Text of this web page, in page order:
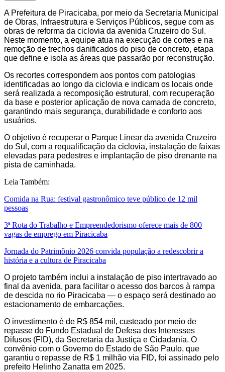
A Prefeitura de Piracicaba, por meio da Secretaria Municipal
de Obras, Infraestrutura e Serviços Públicos, segue com as
obras de reforma da ciclovia da avenida Cruzeiro do Sul.
Neste momento, a equipe atua na execução de cortes e na
remoção de trechos danificados do piso de concreto, etapa
que define e isola as áreas que passarão por reconstrução.
Os recortes correspondem aos pontos com patologias
identificadas ao longo da ciclovia e indicam os locais onde
será realizada a recomposição estrutural, com recuperação
da base e posterior aplicação de nova camada de concreto,
garantindo mais segurança, durabilidade e conforto aos
usuários.
O objetivo é recuperar o Parque Linear da avenida Cruzeiro
do Sul, com a requalificação da ciclovia, instalação de faixas
elevadas para pedestres e implantação de piso drenante na
pista de caminhada.
Leia Também:
Comida na Rua: festival gastronômico teve público de 12 mil
pessoas
3ª Rota do Trabalho e Empreendedorismo oferece mais de 800
vagas de emprego em Piracicaba
Jornada do Patrimônio 2026 convida população a redescobrir a
história e a cultura de Piracicaba
O projeto também inclui a instalação de piso intertravado ao
final da avenida, para facilitar o acesso dos barcos à rampa
de descida no rio Piracicaba — o espaço será destinado ao
estacionamento de embarcações.
O investimento é de R$ 854 mil, custeado por meio de
repasse do Fundo Estadual de Defesa dos Interesses
Difusos (FID), da Secretaria da Justiça e Cidadania. O
convênio com o Governo do Estado de São Paulo, que
garantiu o repasse de R$ 1 milhão via FID, foi assinado pelo
prefeito Helinho Zanatta em 2025.